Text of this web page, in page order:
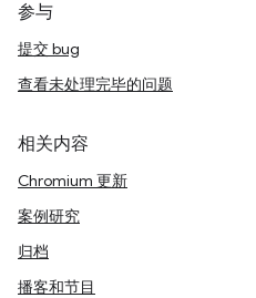
参与
提交 bug
查看未处理完毕的问题
相关内容
Chromium 更新
案例研究
归档
播客和节目